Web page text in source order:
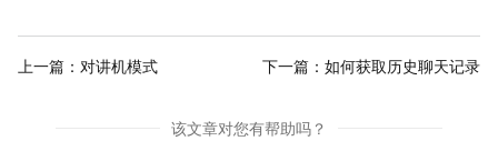
上一篇： 对讲机模式 下一篇： 如何获取历史聊天记录
该文章对您有帮助吗？